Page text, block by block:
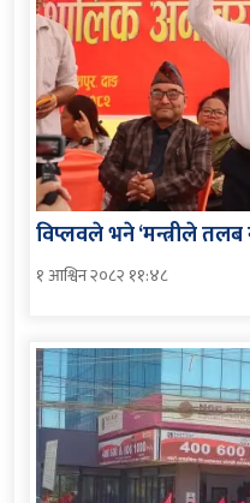
विप्लवले भने ‘मन्त्रीले
१ आश्विन २०८२ ११:४८